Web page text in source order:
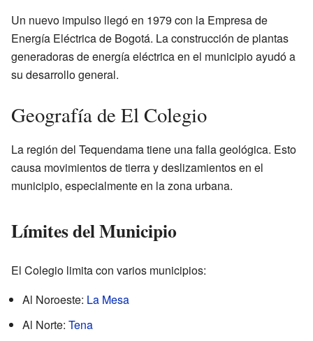
Un nuevo impulso llegó en 1979 con la Empresa de
Energía Eléctrica de Bogotá. La construcción de plantas
generadoras de energía eléctrica en el municipio ayudó a
su desarrollo general.
Geografía de El Colegio
La región del Tequendama tiene una falla geológica. Esto
causa movimientos de tierra y deslizamientos en el
municipio, especialmente en la zona urbana.
Límites del Municipio
El Colegio limita con varios municipios:
Al Noroeste: La Mesa
Al Norte: Tena